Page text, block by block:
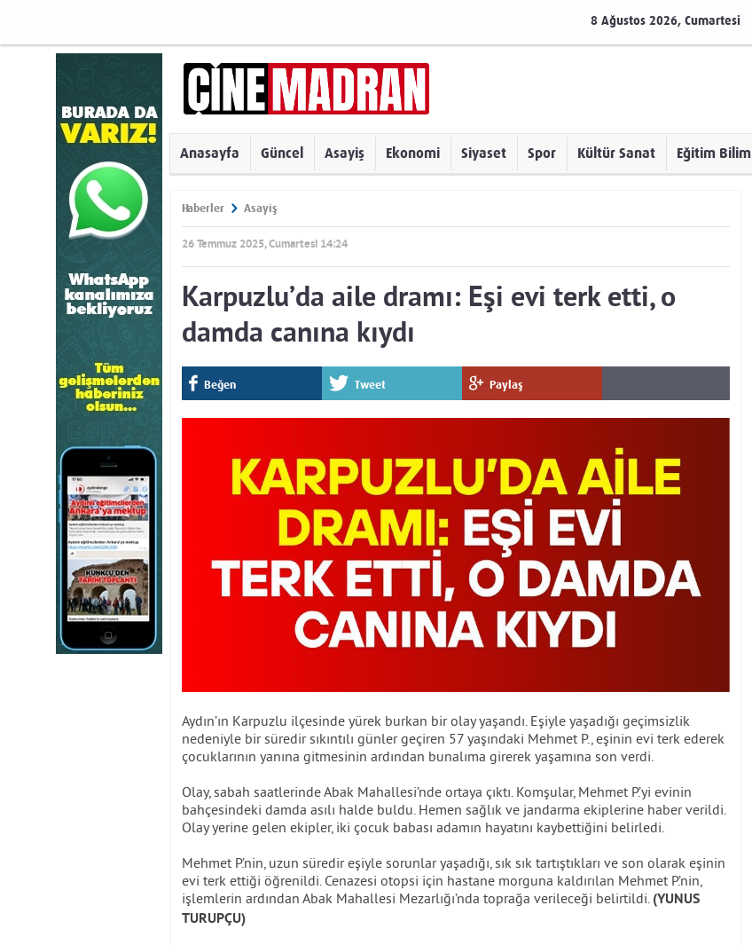
8 Ağustos 2026, Cumartesi
Anasayfa Güncel Asayiş Ekonomi Siyaset Spor Kültür Sanat Eğitim Bilim
Haberler Asayiş
26 Temmuz 2025, Cumartesi 14:24
Karpuzlu’da aile dramı: Eşi evi terk etti, o
damda canına kıydı
Beğen Tweet Paylaş
Aydın’ın Karpuzlu ilçesinde yürek burkan bir olay yaşandı. Eşiyle yaşadığı geçimsizlik
nedeniyle bir süredir sıkıntılı günler geçiren 57 yaşındaki Mehmet P., eşinin evi terk ederek
çocuklarının yanına gitmesinin ardından bunalıma girerek yaşamına son verdi.
Olay, sabah saatlerinde Abak Mahallesi’nde ortaya çıktı. Komşular, Mehmet P.’yi evinin
bahçesindeki damda asılı halde buldu. Hemen sağlık ve jandarma ekiplerine haber verildi.
Olay yerine gelen ekipler, iki çocuk babası adamın hayatını kaybettiğini belirledi.
Mehmet P.’nin, uzun süredir eşiyle sorunlar yaşadığı, sık sık tartıştıkları ve son olarak eşinin
evi terk ettiği öğrenildi. Cenazesi otopsi için hastane morguna kaldırılan Mehmet P.’nin,
işlemlerin ardından Abak Mahallesi Mezarlığı’nda toprağa verileceği belirtildi. (YUNUS
TURUPÇU)